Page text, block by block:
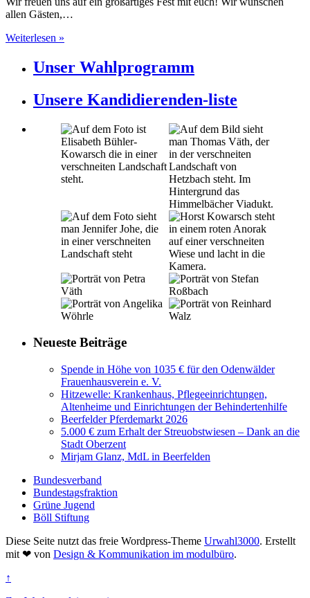
allen Gästen,…
Weiterlesen »
Unser Wahlprogramm
Unsere Kandidierenden-liste
Neueste Beiträge
Spende in Höhe von 1035 € für den Odenwälder
Frauenhausverein e. V.
Hitzewelle: Krankenhaus, Pflegeeinrichtungen,
Altenheime und Einrichtungen der Behindertenhilfe
Beerfelder Pferdemarkt 2026
5.000 € zum Erhalt der Streuobstwiesen – Dank an die
Stadt Oberzent
Mirjam Glanz, MdL in Beerfelden
Bundesverband
Bundestagsfraktion
Grüne Jugend
Böll Stiftung
Diese Seite nutzt das freie Wordpress-Theme Urwahl3000. Erstellt
mit ❤ von Design & Kommunikation im modulbüro.
↑